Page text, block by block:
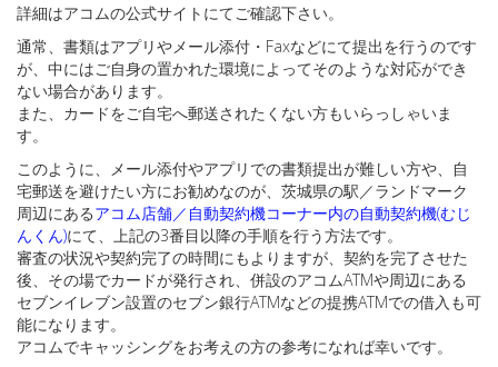
詳細はアコムの公式サイトにてご確認下さい。
通常、書類はアプリやメール添付・Faxなどにて提出を行うのです
が、中にはご自身の置かれた環境によってそのような対応ができ
ない場合があります。
また、カードをご自宅へ郵送されたくない方もいらっしゃいま
す。
このように、メール添付やアプリでの書類提出が難しい方や、自
宅郵送を避けたい方にお勧めなのが、茨城県の駅／ランドマーク
周辺にあるアコム店舗／自動契約機コーナー内の自動契約機(むじ
んくん)にて、上記の3番目以降の手順を行う方法です。
審査の状況や契約完了の時間にもよりますが、契約を完了させた
後、その場でカードが発行され、併設のアコムATMや周辺にある
セブンイレブン設置のセブン銀行ATMなどの提携ATMでの借入も可
能になります。
アコムでキャッシングをお考えの方の参考になれば幸いです。